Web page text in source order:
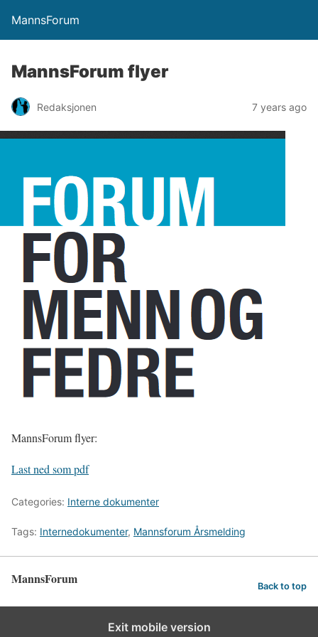
MannsForum
MannsForum flyer
Redaksjonen 7 years ago
MannsForum flyer:
Last ned som pdf
Categories: Interne dokumenter
Tags: Internedokumenter, Mannsforum Årsmelding
MannsForum Back to top
Exit mobile version